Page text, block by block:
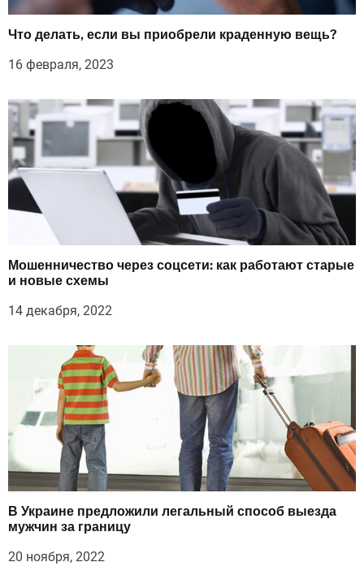
Что делать, если вы приобрели краденную вещь?
16 февраля, 2023
Мошенничество через соцсети: как работают старые
и новые схемы
14 декабря, 2022
В Украине предложили легальный способ выезда
мужчин за границу
20 ноября, 2022